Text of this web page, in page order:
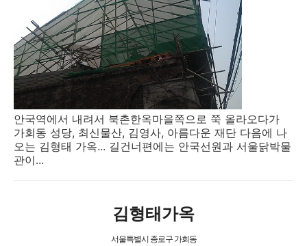
안국역에서 내려서 북촌한옥마을쪽으로 쭉 올라오다가
가회동 성당, 최신물산, 김영사, 아름다운 재단 다음에 나
오는 김형태 가옥... 길건너편에는 안국선원과 서울닭박물
관이...